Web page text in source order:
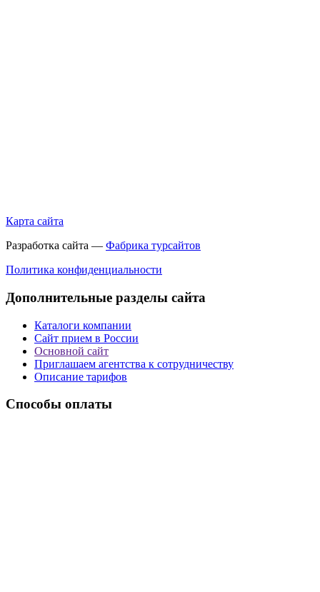
Карта сайта
Разработка сайта — Фабрика турсайтов
Политика конфиденциальности
Дополнительные разделы сайта
Каталоги компании
Сайт прием в России
Основной сайт
Приглашаем агентства к сотрудничеству
Описание тарифов
Способы оплаты